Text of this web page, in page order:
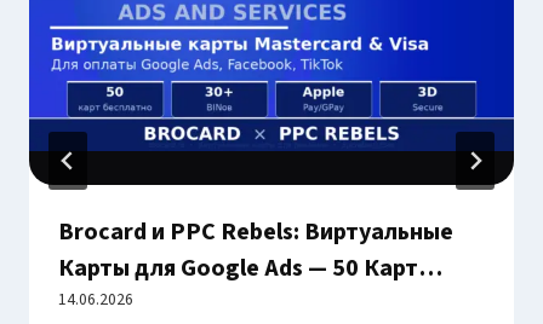
Brocard и PPC Rebels: Виртуальные
Карты для Google Ads — 50 Карт
Бесплатно + 30 BIN в 2026
14.06.2026